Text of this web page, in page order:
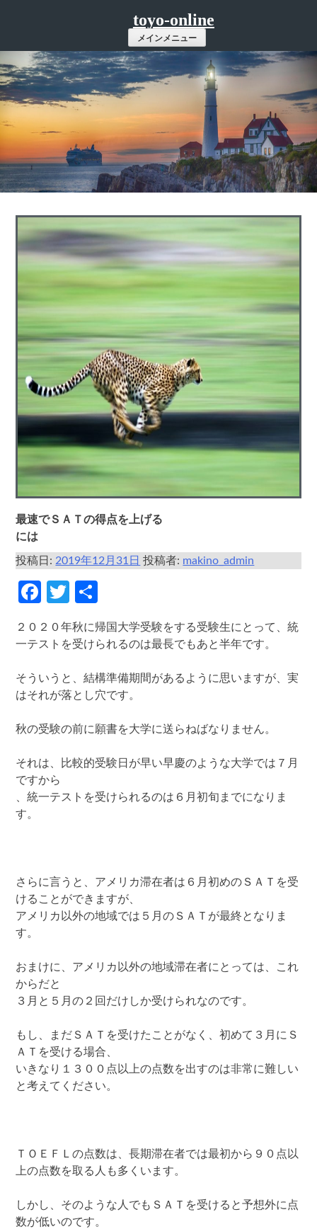
ツ
へ
ス
キ
ッ
プ
toyo-online
メインメニュー
最速でＳＡＴの得点を上げる
には
投稿日:2019年12月31日 投稿者: makino_admin
Facebook
Twitter
２０２０年秋に帰国大学受験をする受験生にとって、統
一テストを受けられるのは最長でもあと半年です。
そういうと、結構準備期間があるように思いますが、実
はそれが落とし穴です。
秋の受験の前に願書を大学に送らねばなりません。
それは、比較的受験日が早い早慶のような大学では７月
ですから
、統一テストを受けられるのは６月初旬までになりま
す。
さらに言うと、アメリカ滞在者は６月初めのＳＡＴを受
けることができますが、
アメリカ以外の地域では５月のＳＡＴが最終となりま
す。
おまけに、アメリカ以外の地域滞在者にとっては、これ
からだと
３月と５月の２回だけしか受けられなのです。
もし、まだＳＡＴを受けたことがなく、初めて３月にＳ
ＡＴを受ける場合、
いきなり１３００点以上の点数を出すのは非常に難しい
と考えてください。
ＴＯＥＦＬの点数は、長期滞在者では最初から９０点以
上の点数を取る人も多くいます。
しかし、そのような人でもＳＡＴを受けると予想外に点
数が低いのです。